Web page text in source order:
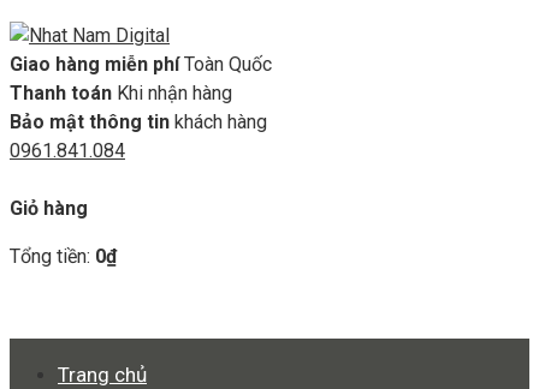
Giao hàng miễn phí Toàn Quốc
Thanh toán Khi nhận hàng
Bảo mật thông tin khách hàng
0961.841.084
Giỏ hàng
Tổng tiền: 0₫
Trang chủ